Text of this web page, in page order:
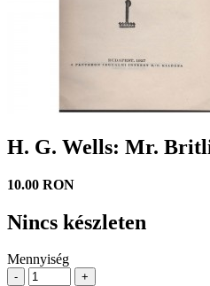
H. G. Wells: Mr.
10.00 RON
Nincs készleten
Mennyiség
- +